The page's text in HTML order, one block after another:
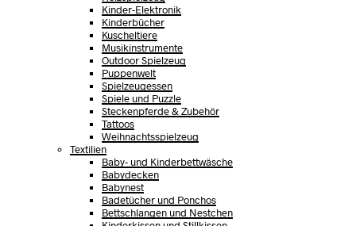
Kinder-Elektronik
Kinderbücher
Kuscheltiere
Musikinstrumente
Outdoor Spielzeug
Puppenwelt
Spielzeugessen
Spiele und Puzzle
Steckenpferde & Zubehör
Tattoos
Weihnachtsspielzeug
Textilien
Baby- und Kinderbettwäsche
Babydecken
Babynest
Badetücher und Ponchos
Bettschlangen und Nestchen